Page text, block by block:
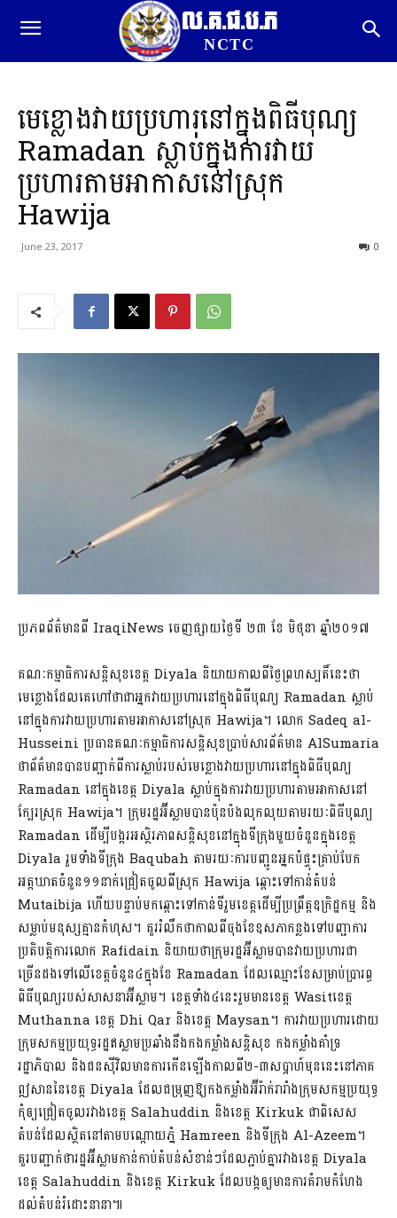
ល.គ.ជ.ប.ភ
NCTC
មេខ្លោងវាយប្រហារនៅក្នុងពិធីបុណ្យ
Ramadan ស្លាប់ក្នុងការវាយ
ប្រហារតាមអាកាសនៅស្រុក
Hawija
June 23, 2017 0
ប្រភពព័ត៌មានពី IraqiNews ចេញផ្សាយថ្ងៃទី ២៣ ខែ មិថុនា ឆ្នាំ២០១៧
គណៈកម្មាធិការសន្តិសុខខេត្ត Diyala និយាយកាលពីថ្ងៃព្រហស្បតិ៍នេះថា
មេខ្លោងដែលគេហៅថាជាអ្នកវាយប្រហារនៅក្នុងពិធីបុណ្យ Ramadan ស្លាប់
នៅក្នុងការវាយប្រហារតាមអាកាសនៅស្រុក Hawija។ លោក Sadeq al-
Husseini ប្រធានគណៈកម្មាធិការសន្តិសុខប្រាប់សារព័ត៌មាន AlSumaria
ថាព័ត៌មានបានបញ្ជាក់ពីការស្លាប់របស់មេខ្លោងវាយប្រហារនៅក្នុងពិធីបុណ្យ
Ramadan នៅក្នុងខេត្ត Diyala ស្លាប់ក្នុងការវាយប្រហារតាមអាកាសនៅ
ក្បែរស្រុក Hawija។ ក្រុមរដ្ឋអ៊ីស្លាមបានប៉ុនប៉ងលុកលុយតាមរយៈពិធីបុណ្យ
Ramadan ដើម្បីបង្ករអស្ថិរភាពសន្តិសុខនៅក្នុងទីក្រុងមួយចំនួនក្នុងខេត្ត
Diyala រួមទាំងទីក្រុង Baqubah តាមរយៈការបញ្ជូនអ្នកបំផ្ទុះគ្រាប់បែក
អត្តឃាតចំនួន១១នាក់ជ្រៀតចូលពីស្រុក Hawija ឆ្ពោះទៅកាន់តំបន់
Mutaibija ហើយបន្ទាប់មកឆ្ពោះទៅកាន់ទីរួមខេត្តដើម្បីប្រព្រឹត្តឧក្រិដ្ឋកម្ម និង
សម្លាប់មនុស្សគ្មានកំហុស។ គួររំលឹកថាកាលពីចុងខែឧសភាកន្លងទៅបញ្ជាការ
ប្រតិបត្តិការលោក Rafidain និយាយថាក្រុមរដ្ឋអ៊ីស្លាមបានវាយប្រហារជា
ច្រើនដងទៅលើខេត្តចំនួន៤ក្នុងខែ Ramadan ដែលឈ្មោះខែសម្រាប់ប្រារព្ធ
ពិធីបុណ្យរបស់សាសនាអ៊ីស្លាម។ ខេត្តទាំង៤នេះរួមមានខេត្ត Wasitខេត្ត
Muthanna ខេត្ត Dhi Qar និងខេត្ត Maysan។ ការវាយប្រហារដោយ
ក្រុមសកម្មប្រយុទ្ធរដ្ឋឥស្លាមប្រឆាំងនឹងកងកម្លាំងសន្ដិសុខ កងកម្លាំងគាំទ្រ
រដ្ឋាភិបាល និងជនស៊ីវិលមានការកើនឡើងកាលពី២-៣សប្ដាហ៍មុននេះនៅភាគ
ឦសាននៃខេត្ត Diyala ដែលជម្រុញឱ្យកងកម្លាំងអ៊ីរ៉ាក់រារាំងក្រុមសកម្មប្រយុទ្ធ
កុំឲ្យជ្រៀតចូលរវាងខេត្ត Salahuddin និងខេត្ត Kirkuk ជាពិសេស
តំបន់ដែលស្ថិតនៅតាមបណ្តោយភ្នំ Hamreen និងទីក្រុង Al-Azeem។
គួរបញ្ជាក់ថារដ្ឋអ៊ីស្លាមកាន់កាប់តំបន់សំខាន់ៗដែលភ្ជាប់គ្នារវាងខេត្ត Diyala
ខេត្ត Salahuddin និងខេត្ត Kirkuk ដែលបង្កឲ្យមានការគំរាមកំហែង
ដល់តំបន់រំដោះនានា៕